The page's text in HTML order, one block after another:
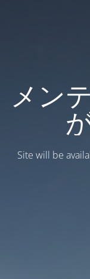
メン
Site will be